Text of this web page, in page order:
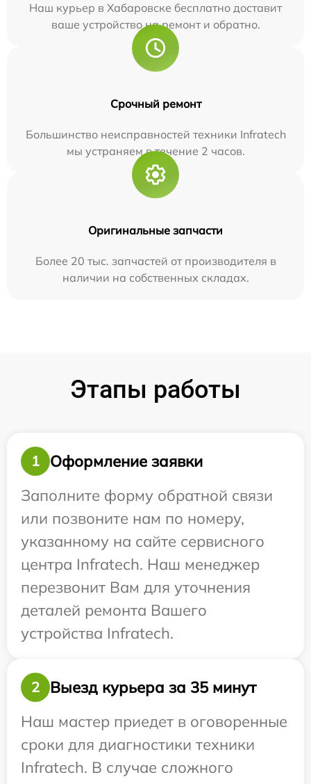
Наш курьер в Хабаровске бесплатно доставит
ваше устройство на ремонт и обратно.
Срочный ремонт
Большинство неисправностей техники Infratech
мы устраняем в течение 2 часов.
Оригинальные запчасти
Более 20 тыс. запчастей от производителя в
наличии на собственных складах.
Этапы работы
1
Оформление заявки
Заполните форму обратной связи
или позвоните нам по номеру,
указанному на сайте сервисного
центра Infratech. Наш менеджер
перезвонит Вам для уточнения
деталей ремонта Вашего
устройства Infratech.
2
Выезд курьера за 35 минут
Наш мастер приедет в оговоренные
сроки для диагностики техники
Infratech. В случае сложного